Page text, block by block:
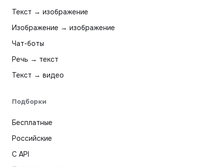
Текст → изображение
Изображение → изображение
Чат-боты
Речь → текст
Текст → видео
Подборки
Бесплатные
Российские
С API